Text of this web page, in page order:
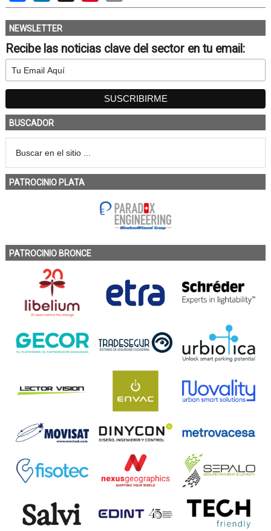
NEWSLETTER
Recibe las noticias clave del sector en tu email:
BUSCADOR
PATROCINIO PLATA
PATROCINIO BRONCE